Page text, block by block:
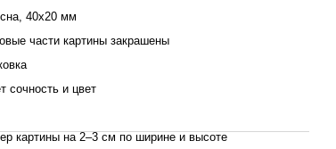
40x20 мм
части картины закрашены
сочность и цвет
картины на 2–3 см по ширине и высоте